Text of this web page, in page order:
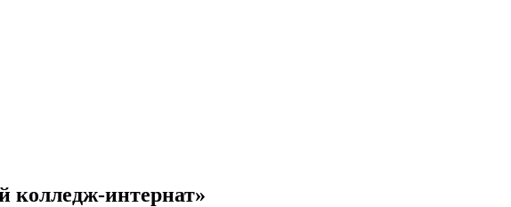
колледж-интернат»